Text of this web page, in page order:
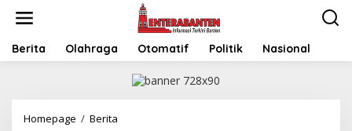
Berita Olahraga Otomatif Politik Nasional
Homepage / Berita